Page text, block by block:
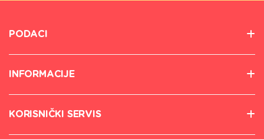
PODACI
INFORMACIJE
KORISNIČKI SERVIS